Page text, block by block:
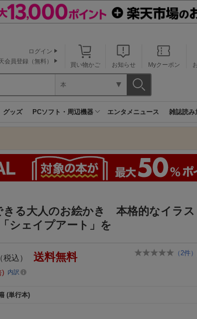
買い物かご お知らせ Myクーポン
ログイン
会員登録（無料）
本
グッズ PCソフト・周辺機器 エンタメニュース 雑誌読み
きる大人のお絵かき 本格的なイラス
シェイプアート」を
（ 2件）
（税込） 送料無料
内訳
(単行本)